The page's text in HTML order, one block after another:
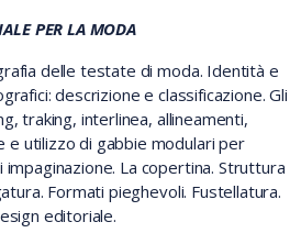
PER LA MODA
delle testate di moda. Identità e
descrizione e classificazione. Gli
traking, interlinea, allineamenti,
e utilizzo di gabbie modulari per
impaginazione. La copertina. Struttura
Formati pieghevoli. Fustellatura.
editoriale.